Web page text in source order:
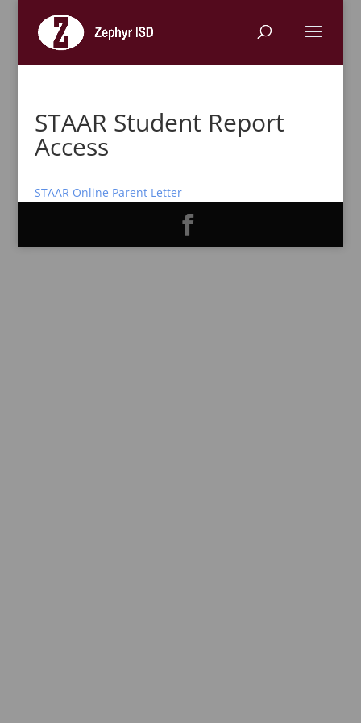
STAAR Student Report
Access
STAAR Online Parent Letter